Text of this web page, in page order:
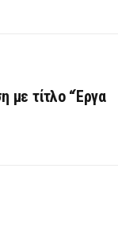
με τίτλο “Έργα